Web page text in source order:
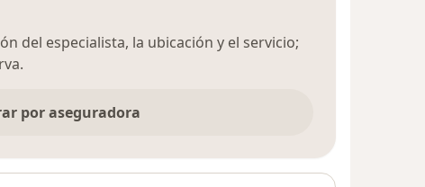
del especialista, la ubicación y el servicio;
por aseguradora